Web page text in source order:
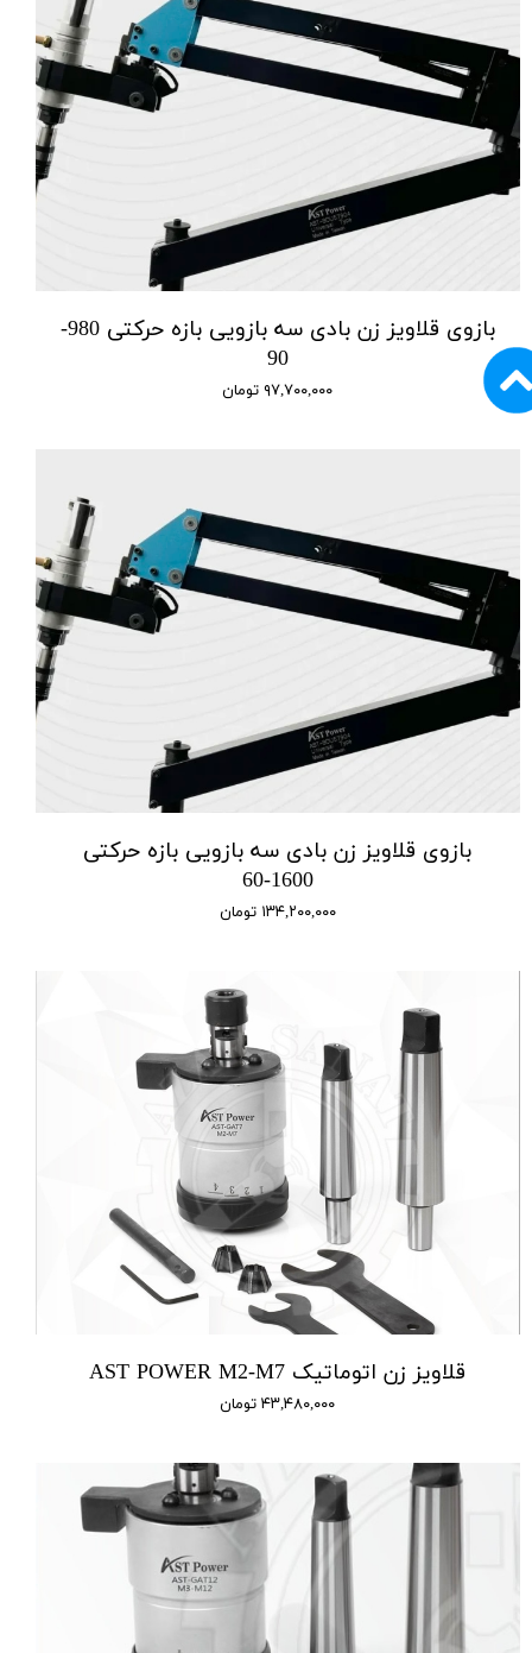
بازوی قلاویز زن بادی سه بازویی بازه حرکتی 980-
90
۹۷,۷۰۰,۰۰۰ تومان
بازوی قلاویز زن بادی سه بازویی بازه حرکتی
1600-60
۱۳۴,۲۰۰,۰۰۰ تومان
قلاویز زن اتوماتیک AST POWER M2-M7
۴۳,۴۸۰,۰۰۰ تومان